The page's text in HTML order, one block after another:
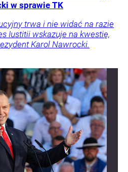
w sprawie TK
trwa i nie widać na razie
Iustitii wskazuje na kwestię,
Karol Nawrocki.